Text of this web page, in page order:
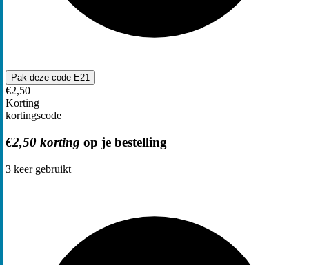
Pak deze code E21
€2,50
Korting
kortingscode
€2,50 korting op je bestelling
3 keer gebruikt